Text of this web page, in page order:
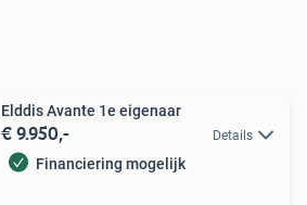
Elddis Avante 1e eigenaar
€ 9.950,- Details
Financiering mogelijk